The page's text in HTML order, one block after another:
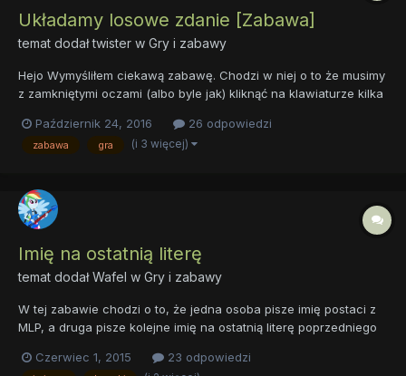
Układamy losowe zdanie [Zabawa]
temat dodałtwister w Gry i zabawy
Hejo Wymyśliłem ciekawą zabawę. Chodzi w niej o to że musimy
z zamkniętymi oczami (albo byle jak) kliknąć na klawiaturze kilka
futrzane udka Nie wiem czy taka zabaw...
Październik 24, 2016 26 odpowiedzi
zabawa gra (i 3 więcej)
Imię na ostatnią literę
temat dodałWafel w Gry i zabawy
W tej zabawie chodzi o to, że jedna osoba pisze imię postaci z
MLP, a druga pisze kolejne imię na ostatnią literę poprzedniego
imienia na ostatnią literę np.y to bierzemy literę p Uwaga
Czerwiec 1, 2015 23 odpowiedzi